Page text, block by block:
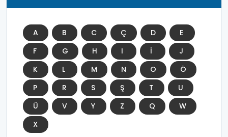
A B C Ç D
E
F
G H I İ
J
K
L M N O
Ö
P
R S Ş T
U
Ü
V Y Z Q
W
X